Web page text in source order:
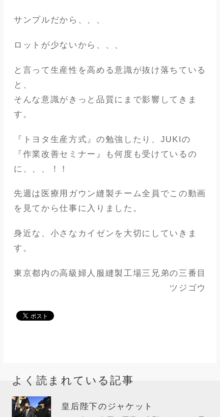
サンプルだから、、、
ロットが少ないから、、、
と言って生産性を高める意識が抜け落ちている
と、
そんな意識がきっと品質にまで影響してきま
す。
『トヨタ生産方式』の勉強したり、JUKIの
『作業改善セミナー』も何度も受けているの
に、、、！！
先週は医療用ガウン縫製チーム全員でこの動画
を見てから仕事に入りました。
身近な、小さなカイゼンを大切にしていきま
す。
東京都内の高級婦人服縫製工場三兄弟の三番目
ツジゴウ
よく読まれている記事
皇后陛下のジャケット